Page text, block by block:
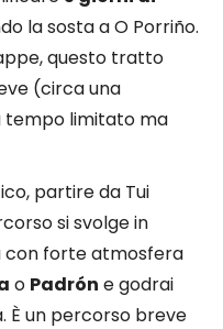
la sosta a O Porriño.
questo tratto
(circa una
tempo limitato ma
partire da Tui
si svolge in
con forte atmosfera
o Padrón e godrai
È un percorso breve